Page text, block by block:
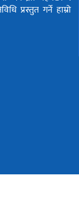
प्रस्तुत गर्ने हाम्रो